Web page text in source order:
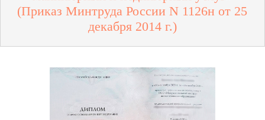
(Приказ Минтруда России N 1126н от 25
декабря 2014 г.)